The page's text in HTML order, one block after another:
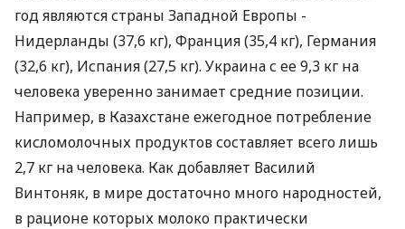
год являются страны Западной Европы -
Нидерланды (37,6 кг), Франция (35,4 кг), Германия
(32,6 кг), Испания (27,5 кг). Украина с ее 9,3 кг на
человека уверенно занимает средние позиции.
Например, в Казахстане ежегодное потребление
кисломолочных продуктов составляет всего лишь
2,7 кг на человека. Как добавляет Василий
Винтоняк, в мире достаточно много народностей,
в рационе которых молоко практически